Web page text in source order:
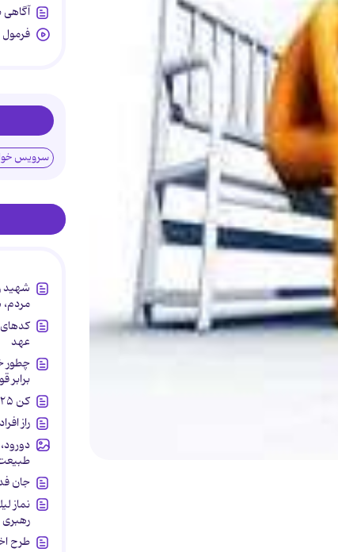
سرویس
شهید
مردم،
عهد
برابر
کن ۲۰۲۵؛ جشنواره‌ای علیه خانواده
راز
جان
نماز
رهبری
طرح